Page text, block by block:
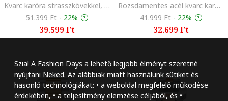
Szia! A Fashion Days a lehető legjobb élményt szeretné
nyújtani Neked. Az alábbiak miatt használunk sütiket és
hasonló technológiákat: • a weboldal megfelelő működése
érdekében, • a teljesítmény elemzése céljából, és •
Kvarc karóra strasszkövekkel, Ezüstszín
51.399 Ft - 22%
39.599 Ft
Rozsdamentes acél kvarc karóra kristályokkal, Ezüstszín
41.999 Ft - 22%
32.699 Ft
Szöveg méretének
Szóköz növelése